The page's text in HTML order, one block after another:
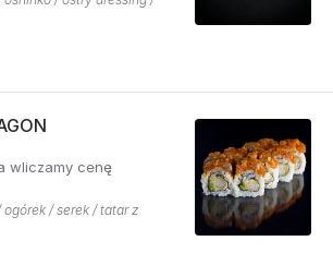
wliczamy cenę
/ serek / tatar z